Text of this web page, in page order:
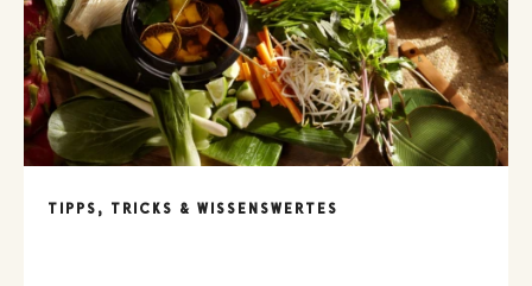
TIPPS, TRICKS & WISSENSWERTES